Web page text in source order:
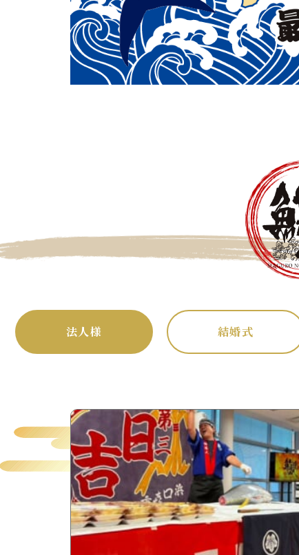
法人様 結婚式